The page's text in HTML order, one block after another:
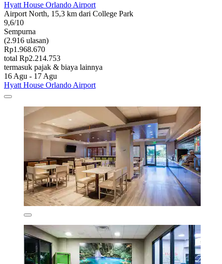
Hyatt House Orlando Airport
Airport North, 15,3 km dari College Park
9,6/10
Sempurna
(2.916 ulasan)
Rp1.968.670
total Rp2.214.753
termasuk pajak & biaya lainnya
16 Agu - 17 Agu
Hyatt House Orlando Airport